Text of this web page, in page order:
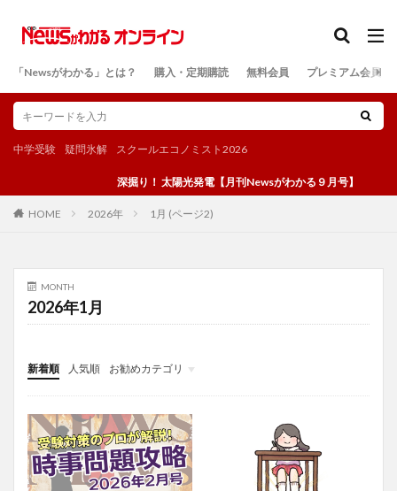
「Newsがわかる」とは？ 購入・定期購読 無料会員 プレミアム会員
中学受験 疑問氷解 スクールエコノミスト2026
深掘り！ 太陽光発電【月刊Newsがわかる９月号】
HOME 2026年 1月 (ページ2)
MONTH
2026年1月
新着順 人気順
お勧めカテゴリ
投稿
学び
マンガ
電子書籍
検索